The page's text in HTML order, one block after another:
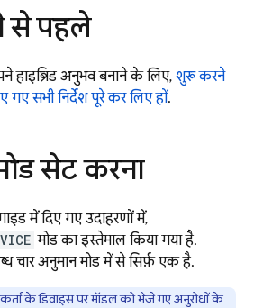
से पहले
हाइब्रिड अनुभव बनाने के लिए, शुरू करने
गए सभी निर्देश पूरे कर लिए हों.
सेट करना
में दिए गए उदाहरणों में,
मोड का इस्तेमाल किया गया है.
चार अनुमान मोड में से सिर्फ़ एक है.
के डिवाइस पर मॉडल को भेजे गए अनुरोधों के